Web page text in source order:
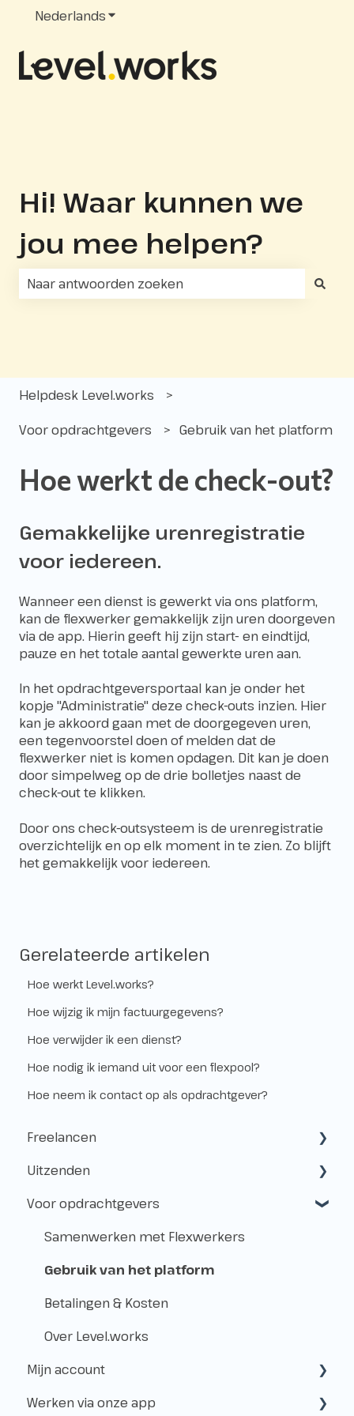
NederlandsSubmenu tonen voor vertalingen
Hi! Waar kunnen we
jou mee helpen?
Helpdesk Level.works
Voor opdrachtgevers Gebruik van het platform
Hoe werkt de check-out?
Gemakkelijke urenregistratie
voor iedereen.
Wanneer een dienst is gewerkt via ons platform,
kan de flexwerker gemakkelijk zijn uren doorgeven
via de app. Hierin geeft hij zijn start- en eindtijd,
pauze en het totale aantal gewerkte uren aan.
In het opdrachtgeversportaal kan je onder het
kopje "Administratie" deze check-outs inzien. Hier
kan je akkoord gaan met de doorgegeven uren,
een tegenvoorstel doen of melden dat de
flexwerker niet is komen opdagen. Dit kan je doen
door simpelweg op de drie bolletjes naast de
check-out te klikken.
Door ons check-outsysteem is de urenregistratie
overzichtelijk en op elk moment in te zien. Zo blijft
het gemakkelijk voor iedereen.
Gerelateerde artikelen
Hoe werkt Level.works?
Hoe wijzig ik mijn factuurgegevens?
Hoe verwijder ik een dienst?
Hoe nodig ik iemand uit voor een flexpool?
Hoe neem ik contact op als opdrachtgever?
Freelancen
Starten als freelancer
Kvk & btw-id
Verzekeringen
Belastingen
Uitzenden
Hoe werkt het uitzenden?
Freelancen en uitzenden
Aanmelden voor klussen
Vóór de Klus!
Op de Klus
Na de Klus!
Geldzaken
Voor opdrachtgevers
Samenwerken met Flexwerkers
Gebruik van het platform
Betalingen & Kosten
Over Level.works
Mijn account
Aanmaken & toegang
Werken via onze app